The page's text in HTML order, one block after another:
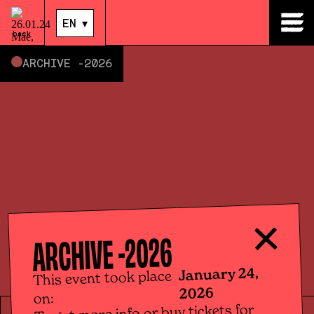
back
EN ▾
EN ▾
ARCHIVE -2026
ARCHIVE -2026
This event took place
on:
January 24,
2026